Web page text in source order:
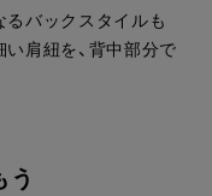
るバックスタイルも
肩紐を、背中部分で